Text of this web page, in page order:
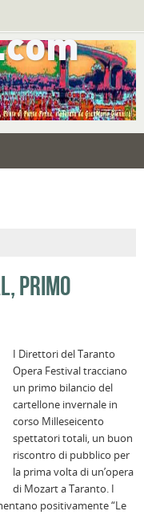
PRIMO
I Direttori del Taranto
Opera Festival tracciano
un primo bilancio del
cartellone invernale in
corso Milleseicento
spettatori totali, un buon
riscontro di pubblico per
la prima volta di un’opera
di Mozart a Taranto. I
positivamente “Le